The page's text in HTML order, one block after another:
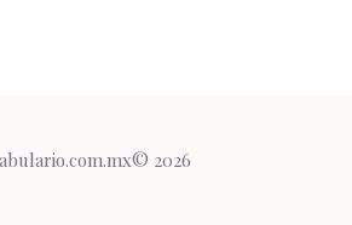
2026